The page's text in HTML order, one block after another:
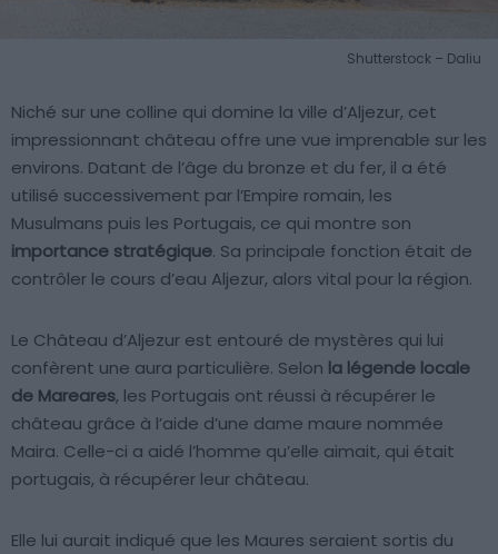
Shutterstock – Daliu
Niché sur une colline qui domine la ville d’Aljezur, cet
impressionnant château offre une vue imprenable sur les
environs. Datant de l’âge du bronze et du fer, il a été
utilisé successivement par l’Empire romain, les
Musulmans puis les Portugais, ce qui montre son
importance stratégique. Sa principale fonction était de
contrôler le cours d’eau Aljezur, alors vital pour la région.
Le Château d’Aljezur est entouré de mystères qui lui
confèrent une aura particulière. Selon la légende locale
de Mareares, les Portugais ont réussi à récupérer le
château grâce à l’aide d’une dame maure nommée
Maira. Celle-ci a aidé l’homme qu’elle aimait, qui était
portugais, à récupérer leur château.
Elle lui aurait indiqué que les Maures seraient sortis du